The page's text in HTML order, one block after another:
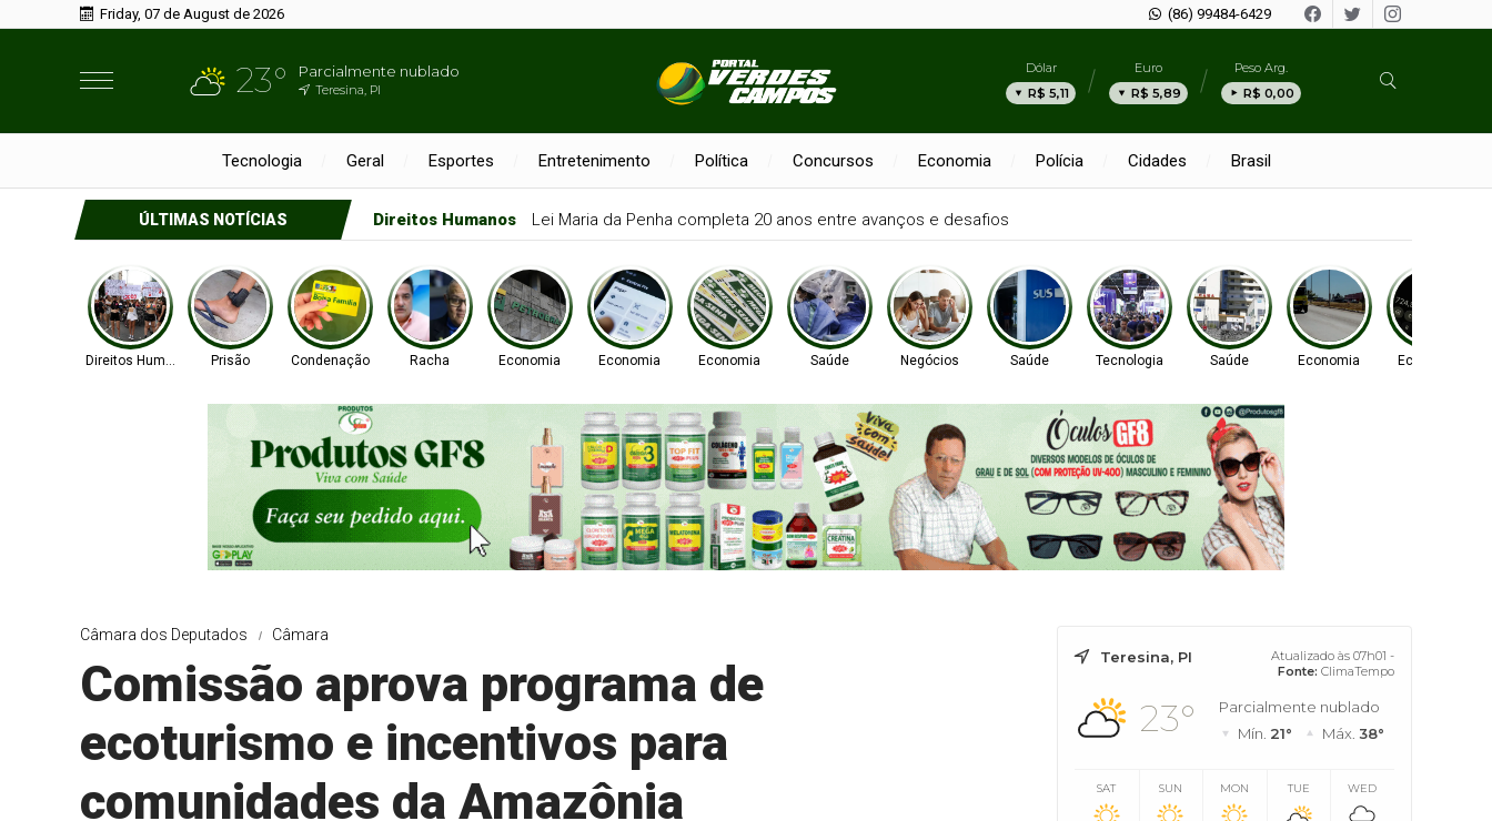
Friday, 07 de August de 2026 (86) 99484-6429
23° Parcialmente nublado
Teresina, PI
Dólar
R$ 5,11
Euro
R$ 5,89
Peso Arg.
R$ 0,00
Tecnologia Geral Esportes Entretenimento Política Concursos Economia Polícia Cidades Brasil
ÚLTIMAS NOTÍCIAS Direitos Humanos Lei Maria da Penha completa 20 anos entre avanços e desafios
Direitos Humanos Prisão Condenação Racha Economia Economia Economia Saúde Negócios Saúde Tecnologia Saúde Economia Economia
Câmara dos Deputados Câmara
Comissão aprova programa de
ecoturismo e incentivos para
comunidades da Amazônia
Teresina, PI
Atualizado às 07h01 -
Fonte: ClimaTempo
23°
Parcialmente nublado
Mín. 21° Máx. 38°
SAT SUN MON TUE WED